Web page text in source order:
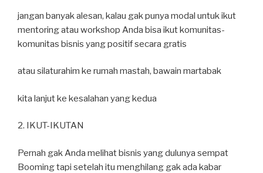
jangan banyak alesan, kalau gak punya modal untuk ikut
mentoring atau workshop Anda bisa ikut komunitas-
komunitas bisnis yang positif secara gratis
atau silaturahim ke rumah mastah, bawain martabak
kita lanjut ke kesalahan yang kedua
2. IKUT-IKUTAN
Pernah gak Anda melihat bisnis yang dulunya sempat
Booming tapi setelah itu menghilang gak ada kabar